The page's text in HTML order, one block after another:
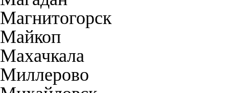
Магнитогорск
Майкоп
Махачкала
Миллерово